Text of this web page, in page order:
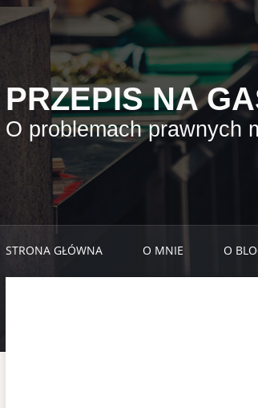
PRZEPIS NA
O problemach prawnych
STRONA GŁÓWNA O MNIE O